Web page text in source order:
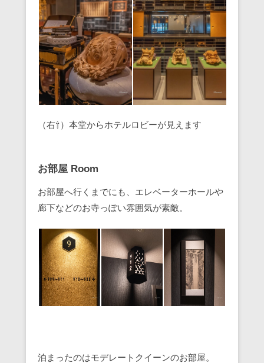
（右⇧）本堂からホテルロビーが見えます
お部屋 Room
お部屋へ行くまでにも、エレベーターホールや
廊下などのお寺っぽい雰囲気が素敵。
泊まったのはモデレートクイーンのお部屋。